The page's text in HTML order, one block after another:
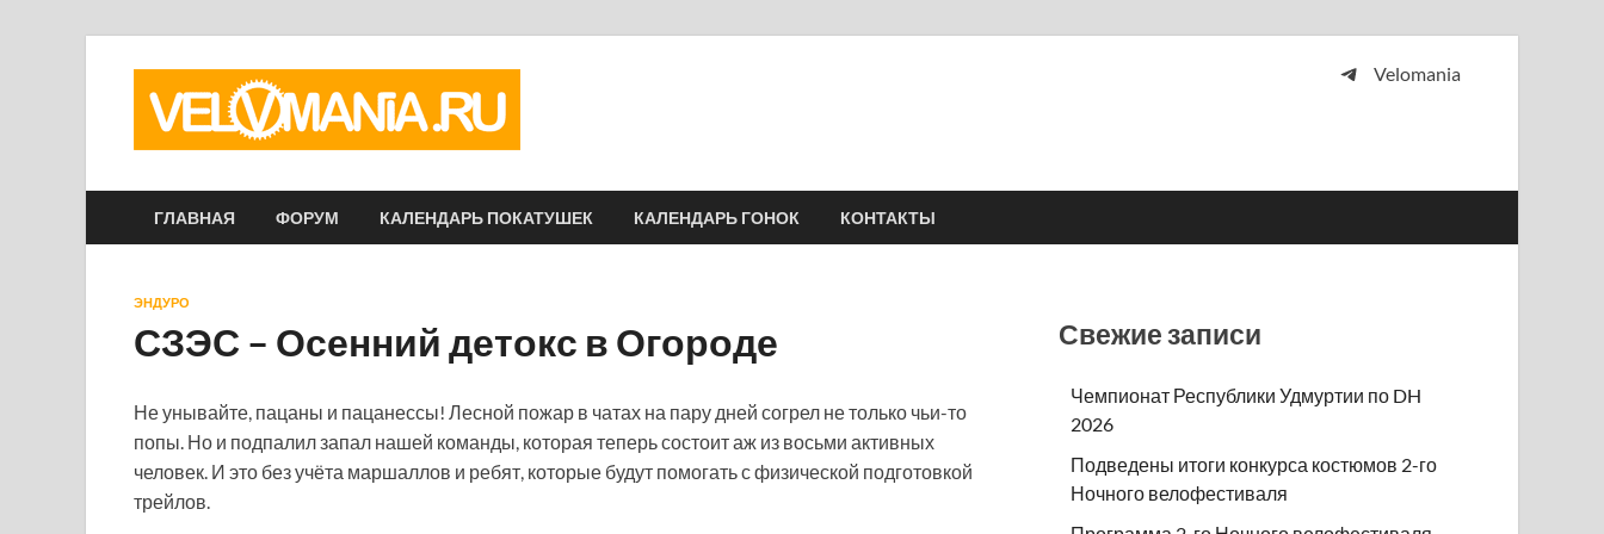
Velomania
ГЛАВНАЯ ФОРУМ КАЛЕНДАРЬ ПОКАТУШЕК КАЛЕНДАРЬ ГОНОК КОНТАКТЫ
ЭНДУРО
СЗЭС – Осенний детокс в Огороде
Не унывайте, пацаны и пацанессы! Лесной пожар в чатах на пару дней согрел не только чьи-то
попы. Но и подпалил запал нашей команды, которая теперь состоит аж из восьми активных
человек. И это без учёта маршаллов и ребят, которые будут помогать с физической подготовкой
трейлов.
Свежие записи
Чемпионат Республики Удмуртии по DH
2026
Подведены итоги конкурса костюмов 2-го
Ночного велофестиваля